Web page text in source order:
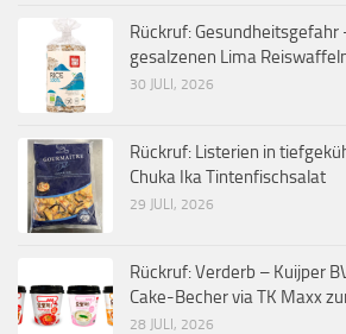
Rückruf:
gesalzenen Lima
30 JULI, 2026
Rückruf: Listerien in
Chuka Ika Tintenfischsalat
29 JULI, 2026
Rückruf: Verderb – Kuijper
Cake-Becher via TK Maxx
28 JULI, 2026